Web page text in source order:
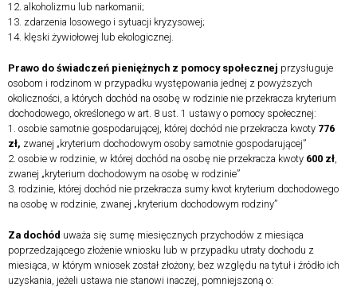
12. alkoholizmu lub narkomanii;
13. zdarzenia losowego i sytuacji kryzysowej;
14. klęski żywiołowej lub ekologicznej.
Prawo do świadczeń pieniężnych z pomocy społecznej przysługuje
osobom i rodzinom w przypadku występowania jednej z powyższych
okoliczności, a których dochód na osobę w rodzinie nie przekracza kryterium
dochodowego, określonego w art. 8 ust. 1 ustawy o pomocy społecznej:
1. osobie samotnie gospodarującej, której dochód nie przekracza kwoty 776
zł, zwanej „kryterium dochodowym osoby samotnie gospodarującej”
2. osobie w rodzinie, w której dochód na osobę nie przekracza kwoty 600 zł,
zwanej „kryterium dochodowym na osobę w rodzinie”
3. rodzinie, której dochód nie przekracza sumy kwot kryterium dochodowego
na osobę w rodzinie, zwanej „kryterium dochodowym rodziny”
Za dochód uważa się sumę miesięcznych przychodów z miesiąca
poprzedzającego złożenie wniosku lub w przypadku utraty dochodu z
miesiąca, w którym wniosek został złożony, bez względu na tytuł i źródło ich
uzyskania, jeżeli ustawa nie stanowi inaczej, pomniejszoną o: